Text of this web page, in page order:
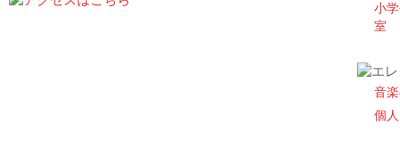
小
室
音
個